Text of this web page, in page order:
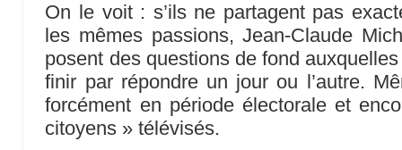
On le voit : s’ils ne partagent pas
les mêmes passions, Jean-Claude
posent des questions de fond
finir par répondre un jour ou l’autre.
forcément en période électorale et
citoyens » télévisés.